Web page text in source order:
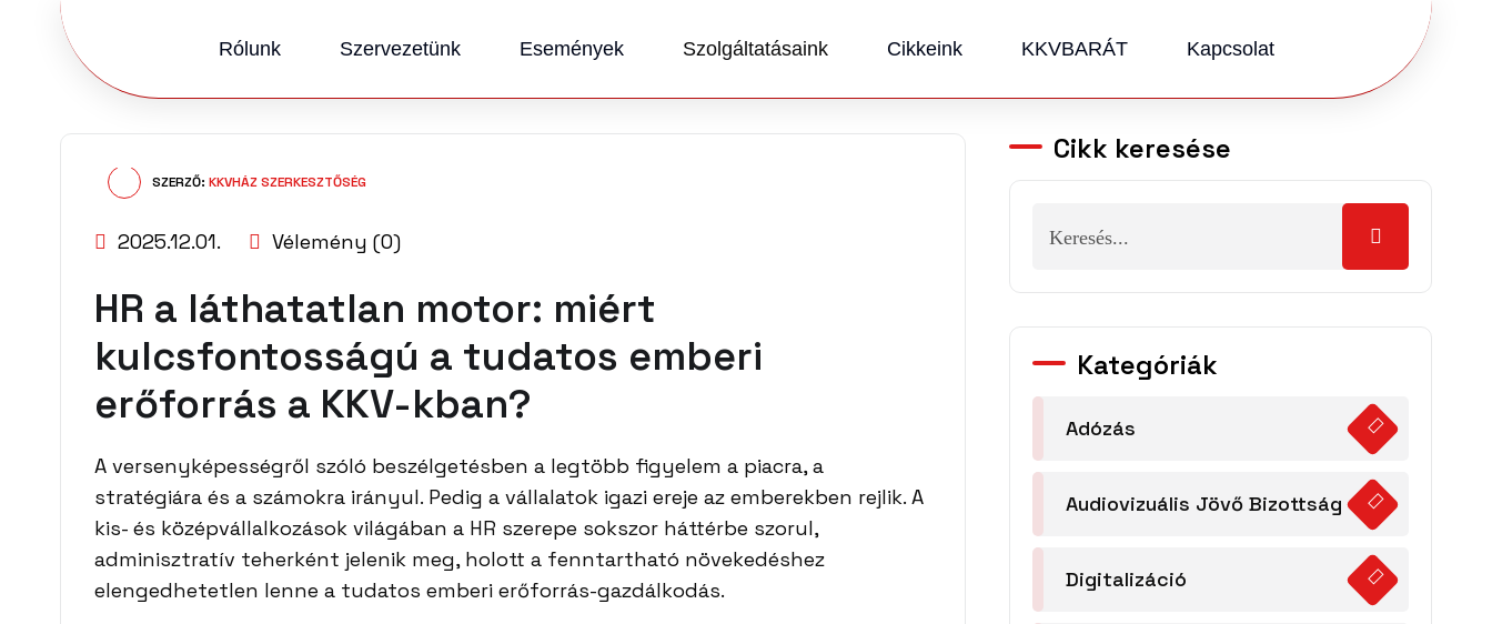
Rólunk Szervezetünk Események Szolgáltatásaink Cikkeink KKVBARÁT Kapcsolat
SZERZŐ: KKVHÁZ SZERKESZTŐSÉG
2025.12.01. Vélemény (0)
HR a láthatatlan motor: miért
kulcsfontosságú a tudatos emberi
erőforrás a KKV-kban?
A versenyképességről szóló beszélgetésben a legtöbb figyelem a piacra, a
stratégiára és a számokra irányul. Pedig a vállalatok igazi ereje az emberekben rejlik. A
kis- és középvállalkozások világában a HR szerepe sokszor háttérbe szorul,
adminisztratív teherként jelenik meg, holott a fenntartható növekedéshez
elengedhetetlen lenne a tudatos emberi erőforrás-gazdálkodás.
Cikk keresése
Kategóriák
Adózás
Audiovizuális Jövő Bizottság
Digitalizáció